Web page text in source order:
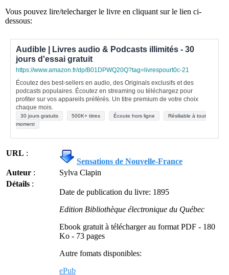
Vous pouvez lire/telecharger le livre en cliquant sur le lien ci-
dessous:
Audible | Livres audio & Podcasts illimités - 30
jours d'essai gratuit
https://www.amazon.fr/dp/B01DPWQ20Q?tag=livrespourt0c-21
Écoutez des best-sellers en audio, des Originals exclusifs et des
podcasts populaires. Écoutez en streaming ou téléchargez pour
profiter sur vos appareils préférés. Un titre premium de votre choix
chaque mois.
30 jours gratuits 500K+ titres Écoute hors ligne
Résiliable à tout
moment
URL :
Sensations de Nouvelle-France
Auteur :
Sylva Clapin
Détails :
Date de publication du livre: 1895
Edition Bibliothèque électronique du Québec
Ebook gratuit à télécharger au format PDF - 180
Ko - 73 pages
Autre fomats disponibles:
ePub